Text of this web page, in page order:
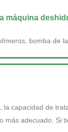
máquina
bomba de
la capacidad de
más adecuado. Si